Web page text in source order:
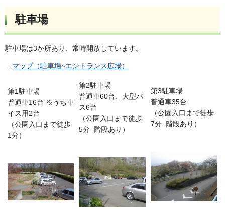
駐車場
駐車場は3か所あり、常時開放しています。
→ マップ（駐車場~エントランス広場）
第1駐車場
普通車16台 ※うち車
イス用2台
（公園入口まで徒歩
1分）
第2駐車場
普通車60台、大型バ
ス6台
（公園入口まで徒歩
5分 階段あり）
第3駐車場
普通車35台
（公園入口まで徒歩
7分 階段あり）